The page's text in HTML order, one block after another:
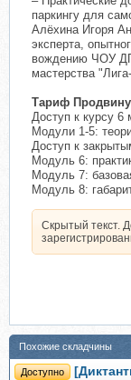
паркингу для
Алёхина Игоря
эксперта,
вождению ЧОУ
мастерства
Тариф
Доступ к курсу 6
Модули 1-5:
Доступ к
Модуль 6:
Модуль 7:
Модуль 8:
Скрытый текст.
Похожие складчины
Доступно